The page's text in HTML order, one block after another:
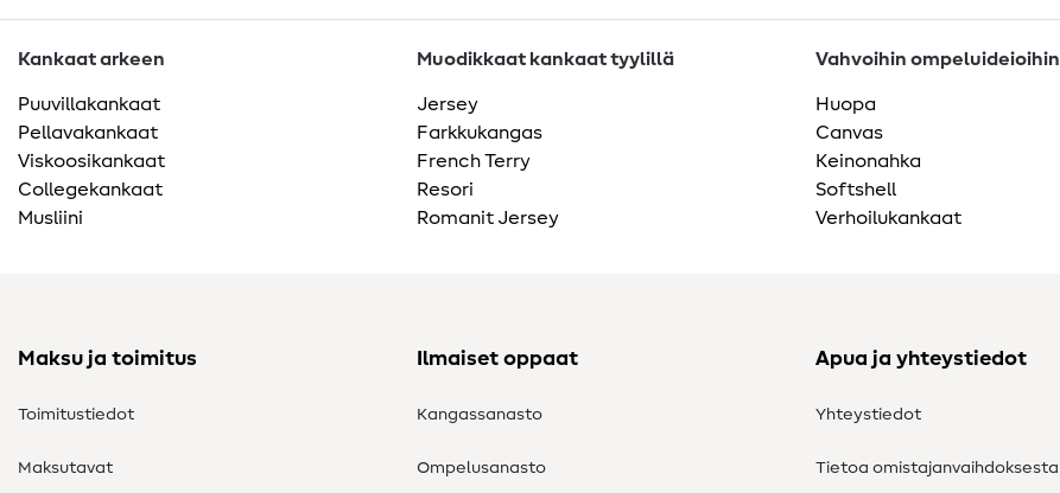
Kankaat arkeen
Puuvillakankaat
Pellavakankaat
Viskoosikankaat
Collegekankaat
Musliini
Muodikkaat kankaat tyylillä
Jersey
Farkkukangas
French Terry
Resori
Romanit Jersey
Vahvoihin ompeluideioihin
Huopa
Canvas
Keinonahka
Softshell
Verhoilukankaat
Maksu ja toimitus
Toimitustiedot
Maksutavat
Ilmaiset oppaat
Kangassanasto
Ompelusanasto
Apua ja yhteystiedot
Yhteystiedot
Tietoa omistajanvaihdoksesta